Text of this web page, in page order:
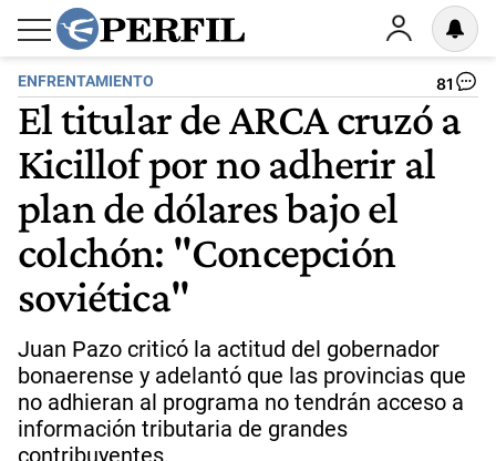
ENFRENTAMIENTO 81
El titular de ARCA cruzó a
Kicillof por no adherir al
plan de dólares bajo el
colchón: "Concepción
soviética"
Juan Pazo criticó la actitud del gobernador
bonaerense y adelantó que las provincias que
no adhieran al programa no tendrán acceso a
información tributaria de grandes
contribuyentes.